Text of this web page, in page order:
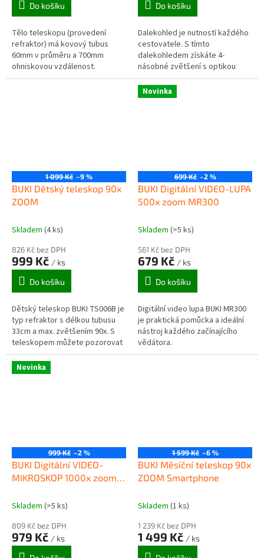
Do košíku
Tělo teleskopu (provedení
refraktor) má kovový tubus
60mm v průměru a 700mm
ohniskovou vzdálenost.
Do košíku
Dalekohled je nutností každého
cestovatele. S tímto
dalekohledem získáte 4-
násobné zvětšení s optikou
4x30mm. Ideální na výlety a
vycházky do přírody. Sledujte z
bezpečné...
1 099 Kč –9 %
BUKI Dětský teleskop 90x
ZOOM
Skladem (4 ks)
826 Kč bez DPH
999 Kč / ks
Do košíku
Dětský teleskop BUKI TS006B je
typ refraktor s délkou tubusu
33cm a max. zvětšením 90x. S
teleskopem můžete pozorovat
pozemní cíle a větší objekty
noční oblohy, jako je např....
Novinka
699 Kč –2 %
BUKI Digitální VIDEO-LUPA
500x zoom MR300
Skladem (>5 ks)
561 Kč bez DPH
679 Kč / ks
Do košíku
Digitální video lupa BUKI MR300
je praktická pomůcka a ideální
nástroj každého začínajícího
vědátora.
Novinka
999 Kč –2 %
BUKI Digitální VIDEO-
MIKROSKOP 1000x zoom
Skladem (>5 ks)
809 Kč bez DPH
979 Kč / ks
1 599 Kč –6 %
BUKI Měsíční teleskop 90x
ZOOM Smartphone
Skladem (1 ks)
1 239 Kč bez DPH
1 499 Kč / ks